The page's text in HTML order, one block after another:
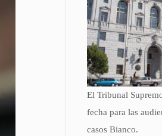
El Tribunal
fecha para las
casos Bianco.